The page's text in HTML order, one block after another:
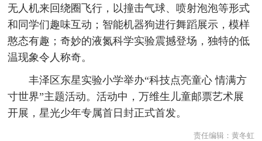
无人机来回绕圈飞行，以撞击气球、喷射泡泡等形式
和同学们趣味互动；智能机器狗进行舞蹈展示，模样
憨态有趣；奇妙的液氮科学实验震撼登场，独特的低
温现象令人称奇。
丰泽区东星实验小学举办“科技点亮童心 情满方
寸世界”主题活动。活动中，万维生儿童邮票艺术展
开展，星光少年专属首日封正式首发。
责任编辑： 黄冬虹